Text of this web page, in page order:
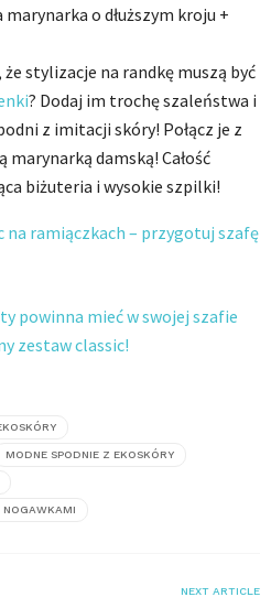
o dłuższym kroju +
że stylizacje na randkę muszą być
? Dodaj im trochę szaleństwa i
z imitacji skóry! Połącz je z
damską! Całość
biżuteria i wysokie szpilki!
na ramiączkach – przygotuj szafę
powinna mieć w swojej szafie
zestaw classic!
MODNE SPODNIE Z EKOSKÓRY
NOGAWKAMI
NEXT ARTICLE